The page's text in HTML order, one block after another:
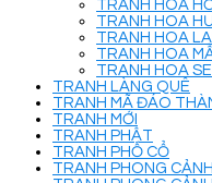
TRANH HOA
TRANH HOA
TRANH HOA
TRANH HOA
TRANH HOA
TRANH LÀNG QUÊ
TRANH MÃ ĐÁO
TRANH MỚI
TRANH PHẬT
TRANH PHỐ CỔ
TRANH PHONG CẢNH